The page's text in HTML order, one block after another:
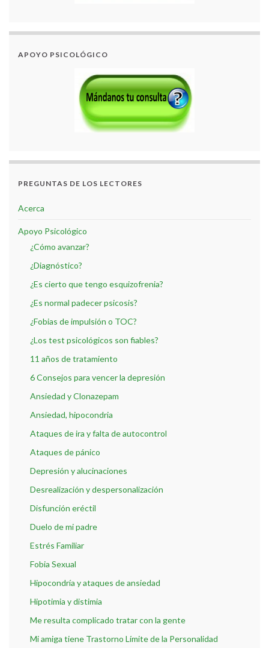
APOYO PSICOLÓGICO
PREGUNTAS DE LOS LECTORES
Acerca
Apoyo Psicológico
¿Cómo avanzar?
¿Diagnóstico?
¿Es cierto que tengo esquizofrenia?
¿Es normal padecer psicosis?
¿Fobias de impulsión o TOC?
¿Los test psicológicos son fiables?
11 años de tratamiento
6 Consejos para vencer la depresión
Ansiedad y Clonazepam
Ansiedad, hipocondria
Ataques de ira y falta de autocontrol
Ataques de pánico
Depresión y alucinaciones
Desrealización y despersonalización
Disfunción eréctil
Duelo de mi padre
Estrés Familiar
Fobia Sexual
Hipocondría y ataques de ansiedad
Hipotimia y distimia
Me resulta complicado tratar con la gente
Mi amiga tiene Trastorno Límite de la Personalidad